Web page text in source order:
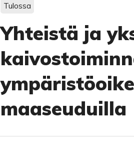
Tulossa
Yhteistä ja
maaseuduilla